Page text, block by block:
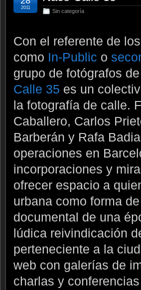
Sin categoría
2011
Con el referente de
como In-Public o
grupo de fotógrafos
Calle 35 es un
la fotografía de calle.
Caballero, Carlos
Barberán y Rafa
operaciones en
incorporaciones y
ofrecer espacio a
urbana como forma
documental de una
lúdica reivindicación
perteneciente a la
web con galerías de
charlas y